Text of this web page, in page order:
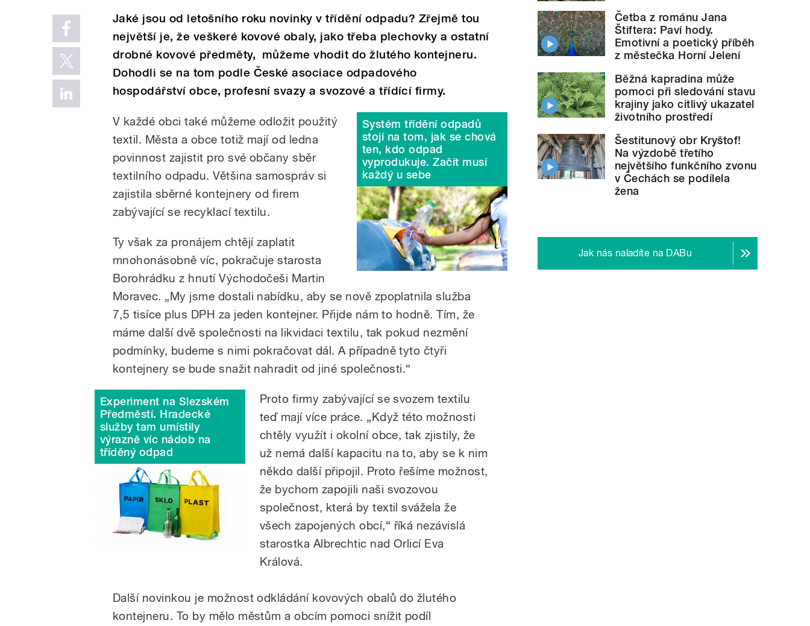
Jaké jsou od letošního roku novinky v třídění odpadu? Zřejmě tou
největší je, že veškeré kovové obaly, jako třeba plechovky a ostatní
drobné kovové předměty, můžeme vhodit do žlutého kontejneru.
Dohodli se na tom podle České asociace odpadového
hospodářství obce, profesní svazy a svozové a třídící firmy.
Systém třídění odpadů
stojí na tom, jak se chová
ten, kdo odpad
vyprodukuje. Začít musí
každý u sebe
V každé obci také můžeme odložit použitý
textil. Města a obce totiž mají od ledna
povinnost zajistit pro své občany sběr
textilního odpadu. Většina samospráv si
zajistila sběrné kontejnery od firem
zabývající se recyklací textilu.
Ty však za pronájem chtějí zaplatit
mnohonásobně víc, pokračuje starosta
Borohrádku z hnutí Východočeši Martin
Moravec. „My jsme dostali nabídku, aby se nově zpoplatnila služba
7,5 tisíce plus DPH za jeden kontejner. Přijde nám to hodně. Tím, že
máme další dvě společnosti na likvidaci textilu, tak pokud nezmění
podmínky, budeme s nimi pokračovat dál. A případně tyto čtyři
kontejnery se bude snažit nahradit od jiné společnosti.“
Experiment na Slezském
Předměstí. Hradecké
služby tam umístily
výrazně víc nádob na
tříděný odpad
Proto firmy zabývající se svozem textilu
teď mají více práce. „Když této možnosti
chtěly využít i okolní obce, tak zjistily, že
už nemá další kapacitu na to, aby se k nim
někdo další připojil. Proto řešíme možnost,
že bychom zapojili naši svozovou
společnost, která by textil svážela že
všech zapojených obcí,“ říká nezávislá
starostka Albrechtic nad Orlicí Eva
Králová.
Další novinkou je možnost odkládání kovových obalů do žlutého
kontejneru. To by mělo městům a obcím pomoci snížit podíl
Četba z románu Jana
Štiftera: Paví hody.
Emotivní a poetický příběh
z městečka Horní Jelení
Běžná kapradina může
pomoci při sledování stavu
krajiny jako citlivý ukazatel
životního prostředí
Šestitunový obr Kryštof!
Na výzdobě třetího
největšího funkčního zvonu
v Čechách se podílela
žena
Jak nás naladíte na DABu